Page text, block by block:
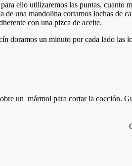
ello utilizaremos las puntas, cuanto
una mandolina cortamos lochas de
con una pizca de aceite.
doramos un minuto por cada lado las
un mármol para cortar la cocción.